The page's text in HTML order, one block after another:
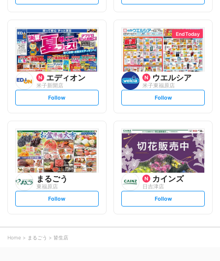
t
l
o
w
t
l
o
w
エディオン
米子新開店
s
t
l
o
w
Follow
End Today
ウエルシア
米子東福原店
s
t
l
o
w
Follow
まるごう
東福原店
s
t
o
w
Follow
カインズ
日吉津店
s
t
Follow
Home まるごう 皆生店